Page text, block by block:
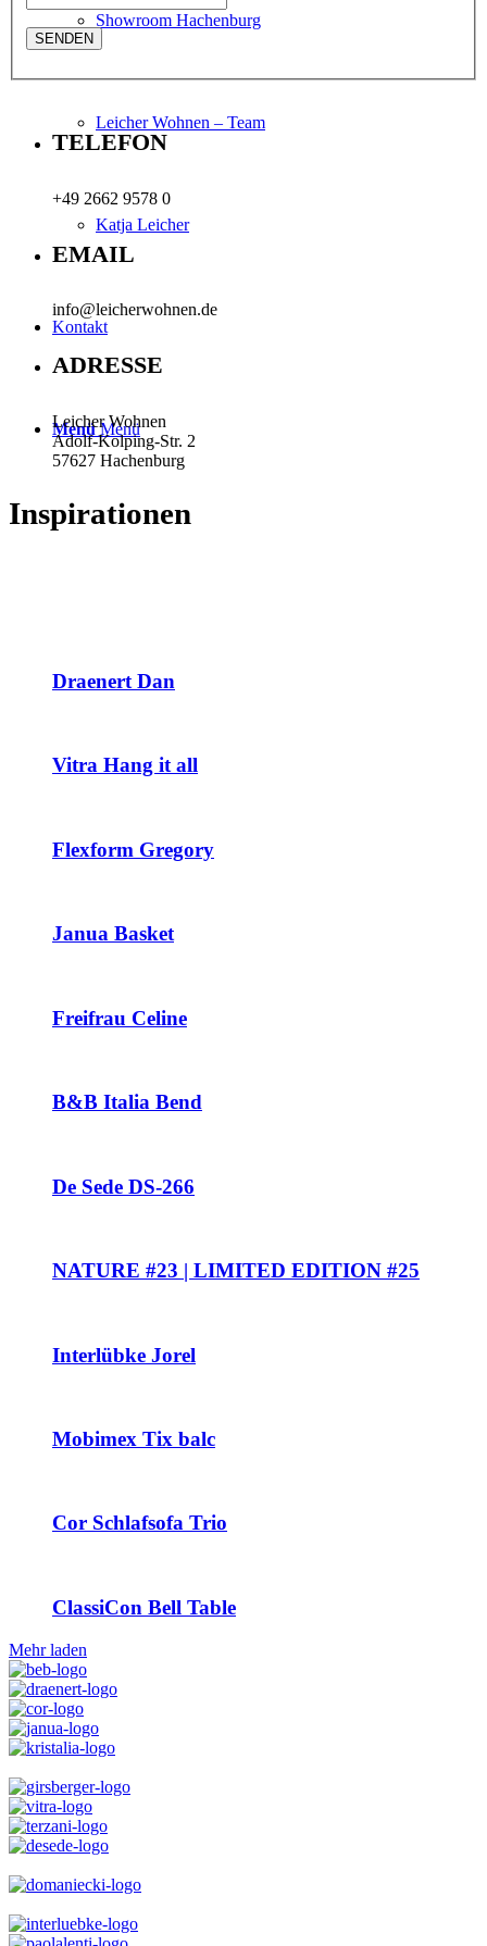
Showroom Hachenburg
Leicher Wohnen – Team
Katja Leicher
Kontakt
Menü Menü
TELEFON
+49 2662 9578 0
EMAIL
info@leicherwohnen.de
ADRESSE
Leicher Wohnen
Adolf-Kolping-Str. 2
57627 Hachenburg
Inspirationen
Draenert Dan
Vitra Hang it all
Flexform Gregory
Janua Basket
Freifrau Celine
B&B Italia Bend
De Sede DS-266
NATURE #23 | LIMITED EDITION #25
Interlübke Jorel
Mobimex Tix balc
Cor Schlafsofa Trio
ClassiCon Bell Table
Mehr laden